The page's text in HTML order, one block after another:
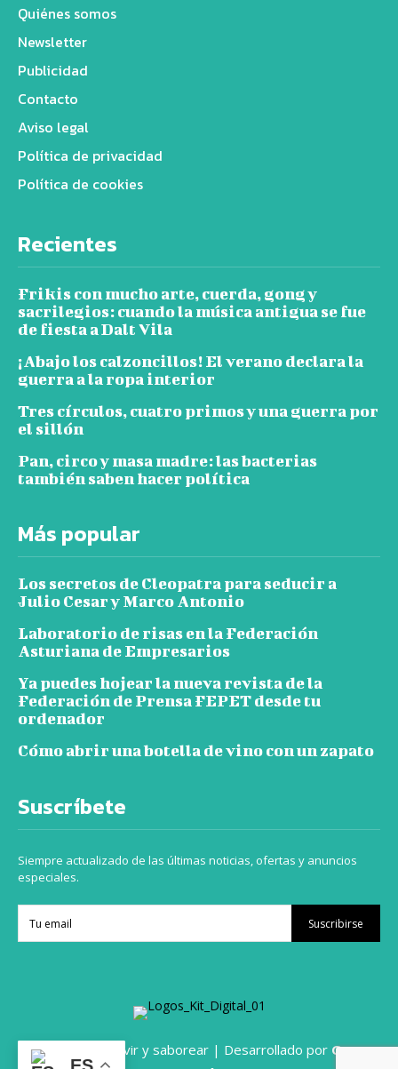
Quiénes somos
Newsletter
Publicidad
Contacto
Aviso legal
Política de privacidad
Política de cookies
Recientes
Frikis con mucho arte, cuerda, gong y
sacrilegios: cuando la música antigua se fue
de fiesta a Dalt Vila
¡Abajo los calzoncillos! El verano declara la
guerra a la ropa interior
Tres círculos, cuatro primos y una guerra por
el sillón
Pan, circo y masa madre: las bacterias
también saben hacer política
Más popular
Los secretos de Cleopatra para seducir a
Julio Cesar y Marco Antonio
Laboratorio de risas en la Federación
Asturiana de Empresarios
Ya puedes hojear la nueva revista de la
Federación de Prensa FEPET desde tu
ordenador
Cómo abrir una botella de vino con un zapato
Suscríbete
Siempre actualizado de las últimas noticias, ofertas y anuncios
especiales.
Suscribirse
© 2024 Viajar vivir y saborear | Desarrollado por Grupo